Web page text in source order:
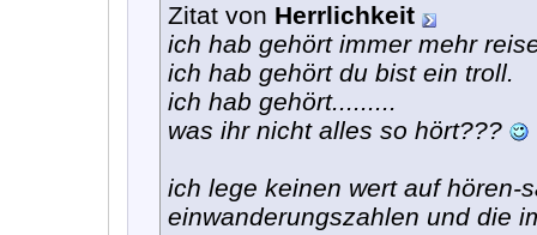
Zitat von Herrlichkeit
ich hab gehört immer mehr
ich hab gehört du bist ein troll.
ich hab gehört.........
was ihr nicht alles so hört???
ich lege keinen wert auf hören-
einwanderungszahlen und die